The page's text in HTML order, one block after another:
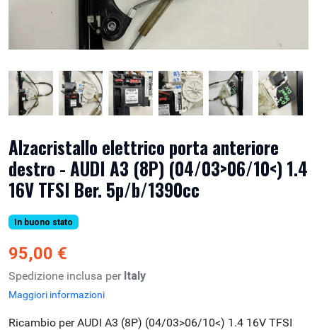
Alzacristallo elettrico porta anteriore
destro - AUDI A3 (8P) (04/03>06/10<) 1.4
16V TFSI Ber. 5p/b/1390cc
In buono stato
95,00 €
Spedizione inclusa per Italy
Maggiori informazioni
Ricambio per AUDI A3 (8P) (04/03>06/10<) 1.4 16V TFSI